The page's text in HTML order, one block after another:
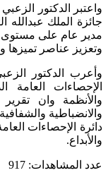
واعتبر الدكتور
جائزة الملك
مدير عام على مستوى
وتعزيز عناصر تميزها
وأعرب الدكتور
الإحصاءات العامة
والأنظمة وان
والانضباطية
دائرة الإحصاءات
والأبداع.
عدد المشاهدات: 917